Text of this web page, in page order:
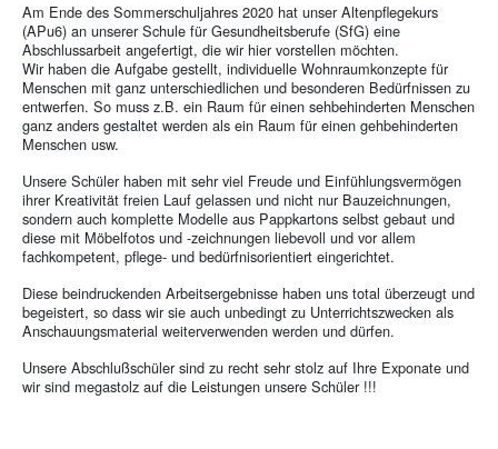
Am Ende des Sommerschuljahres 2020 hat unser Altenpflegekurs
(APu6) an unserer Schule für Gesundheitsberufe (SfG) eine
Abschlussarbeit angefertigt, die wir hier vorstellen möchten.
Wir haben die Aufgabe gestellt, individuelle Wohnraumkonzepte für
Menschen mit ganz unterschiedlichen und besonderen Bedürfnissen zu
entwerfen. So muss z.B. ein Raum für einen sehbehinderten Menschen
ganz anders gestaltet werden als ein Raum für einen gehbehinderten
Menschen usw.
Unsere Schüler haben mit sehr viel Freude und Einfühlungsvermögen
ihrer Kreativität freien Lauf gelassen und nicht nur Bauzeichnungen,
sondern auch komplette Modelle aus Pappkartons selbst gebaut und
diese mit Möbelfotos und -zeichnungen liebevoll und vor allem
fachkompetent, pflege- und bedürfnisorientiert eingerichtet.
Diese beindruckenden Arbeitsergebnisse haben uns total überzeugt und
begeistert, so dass wir sie auch unbedingt zu Unterrichtszwecken als
Anschauungsmaterial weiterverwenden werden und dürfen.
Unsere Abschlußschüler sind zu recht sehr stolz auf Ihre Exponate und
wir sind megastolz auf die Leistungen unsere Schüler !!!